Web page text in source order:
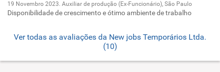
19 Novembro 2023. Auxiliar de produção (Ex-Funcionário), São Paulo
Disponibilidade de crescimento e ótimo ambiente de trabalho
Ver todas as avaliações da New jobs Temporários Ltda.
(10)